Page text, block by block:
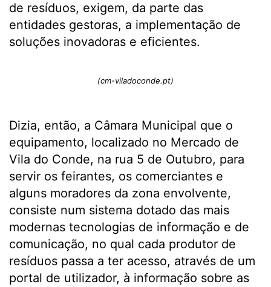
de resíduos, exigem, da parte das
entidades gestoras, a implementação de
soluções inovadoras e eficientes.
(cm-viladoconde.pt)
Dizia, então, a Câmara Municipal que o
equipamento, localizado no Mercado de
Vila do Conde, na rua 5 de Outubro, para
servir os feirantes, os comerciantes e
alguns moradores da zona envolvente,
consiste num sistema dotado das mais
modernas tecnologias de informação e de
comunicação, no qual cada produtor de
resíduos passa a ter acesso, através de um
portal de utilizador, à informação sobre as